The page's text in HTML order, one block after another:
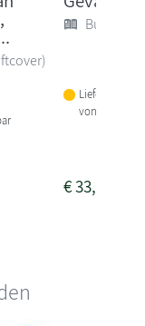
Buch
Lieferbar
von 2
€33,50